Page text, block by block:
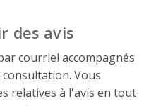
des avis
courriel accompagnés
Vous
relatives à l'avis en tout